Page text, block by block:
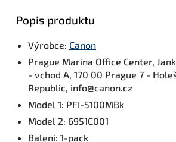
Popis produktu
Výrobce: Canon
Prague Marina Office Center,
- vchod A, 170 00 Prague 7 -
Republic, info@canon.cz
Model 1: PFI-5100MBk
Model 2: 6951C001
Balení: 1-pack